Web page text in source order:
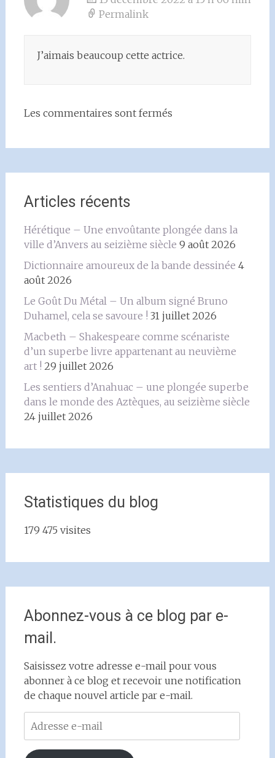
Permalink
J’aimais beaucoup cette actrice.
Les commentaires sont fermés
Articles récents
Hérétique – Une envoûtante plongée dans la
ville d’Anvers au seizième siècle 9 août 2026
Dictionnaire amoureux de la bande dessinée 4
août 2026
Le Goût Du Métal – Un album signé Bruno
Duhamel, cela se savoure ! 31 juillet 2026
Macbeth – Shakespeare comme scénariste
d’un superbe livre appartenant au neuvième
art ! 29 juillet 2026
Les sentiers d’Anahuac – une plongée superbe
dans le monde des Aztèques, au seizième siècle
24 juillet 2026
Statistiques du blog
179 475 visites
Abonnez-vous à ce blog par e-
mail.
Saisissez votre adresse e-mail pour vous
abonner à ce blog et recevoir une notification
de chaque nouvel article par e-mail.
Adresse
e-
mail